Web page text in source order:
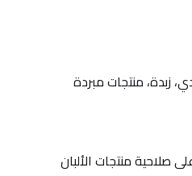
زبدة، منتجات مبردة
صلاحية منتجات الألبان